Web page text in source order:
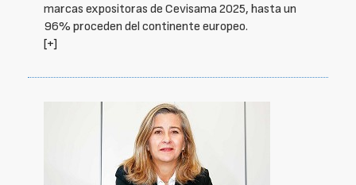
marcas expositoras de Cevisama 2025, hasta un
96% proceden del continente europeo.
[+]